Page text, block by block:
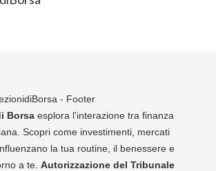
Borsa esplora l'interazione tra finanza
Scopri come investimenti, mercati
la tua routine, il benessere e
a te. Autorizzazione del Tribunale